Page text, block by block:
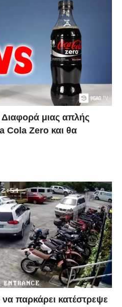
Διαφορά μιας απλής
Cola Zero και θα
παρκάρει κατέστρεψε